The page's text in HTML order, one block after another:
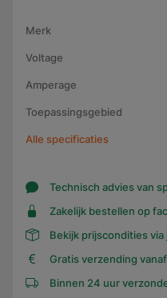
Merk
Voltage
Amperage
Toepassingsgebied
Alle specificaties
Technisch advies van
Zakelijk bestellen op
Bekijk prijscondities
Gratis verzending
Binnen 24 uur